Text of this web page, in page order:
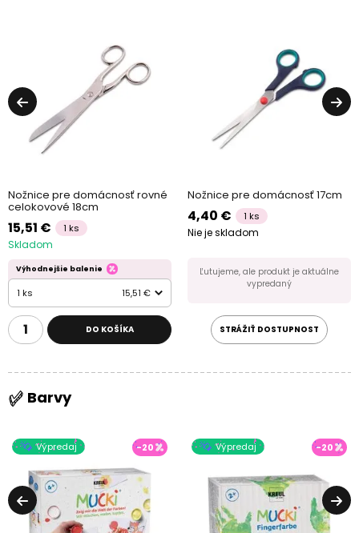
Nožnice pre domácnosť rovné
celokovové 18cm
15,51 € 1 ks
Skladom
Výhodnejšie balenie
1 ks 15,51 €
DO KOŠÍKA
Nožnice pre domácnosť 17cm
4,40 € 1 ks
Nie je skladom
Ľutujeme, ale produkt je aktuálne
vypredaný
STRÁŽIŤ DOSTUPNOST
Barvy
Výpredaj -20 Výpredaj -20